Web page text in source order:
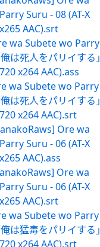
Suru - 08 (AT-X
AAC).srt
wa Subete wo Parry
は死人をパリイする」
x264 AAC).ass
wa Subete wo Parry
は死人をパリイする」
x264 AAC).srt
Ore wa
Suru - 06 (AT-X
AAC).ass
Ore wa
Suru - 06 (AT-X
AAC).srt
wa Subete wo Parry
は猛毒をパリイする」
x264 AAC).srt